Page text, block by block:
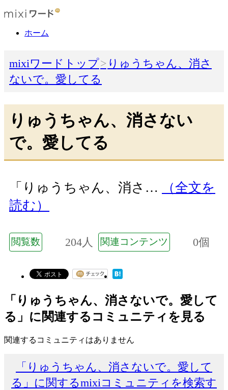
ホーム
mixiワードトップ
りゅうちゃん、消さ
ないで。愛してる
りゅうちゃん、消さない
で。愛してる
「りゅうちゃん、消さ…
（全文を
読む）
閲覧数 204人 関連コンテンツ 0個
「りゅうちゃん、消さないで。愛して
る」に関連するコミュニティを見る
関連するコミュニティはありません
「りゅうちゃん、消さないで。愛して
る」に関するmixiコミュニティを検索す